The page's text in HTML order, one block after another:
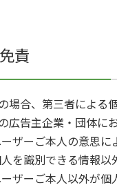
責
場合、第三者による
広告主企業・団体に
ザーご本人の意思
を識別できる情報以
ザーご本人以外が